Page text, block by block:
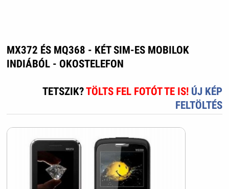
MX372 ÉS MQ368 - KÉT SIM-ES MOBILOK
INDIÁBÓL - OKOSTELEFON
TETSZIK?TÖLTS FEL FOTÓT TE IS! ÚJ KÉP
FELTÖLTÉS